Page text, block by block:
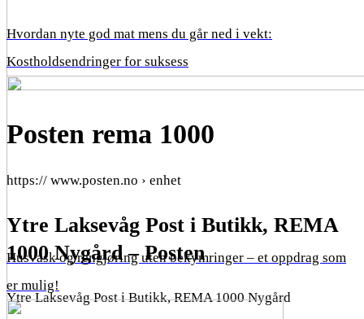
Hvordan nyte god mat mens du går ned i vekt:
Kostholdsendringer for suksess
Husvask og rengjøring uten bekymringer – et oppdrag som
er mulig!
Posten rema 1000
https:// www.posten.no › enhet
Ytre Laksevåg Post i Butikk, REMA
1000 Nygård – Posten
Ytre Laksevåg Post i Butikk, REMA 1000 Nygård